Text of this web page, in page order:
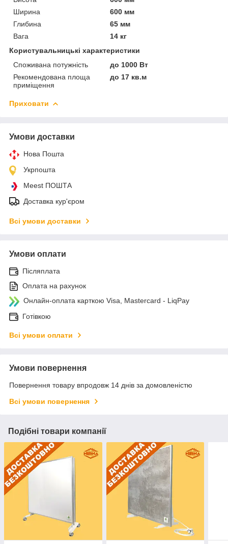
Ширина
600 мм
Глибина
65 мм
Вага
14 кг
Користувальницькі характеристики
Споживана потужність
до 1000 Вт
Рекомендована площа
приміщення
до 17 кв.м
Приховати
Умови доставки
Нова Пошта
Укрпошта
Meest ПОШТА
Доставка кур'єром
Всі умови доставки
Умови оплати
Післяплата
Оплата на рахунок
Онлайн-оплата карткою Visa, Mastercard - LiqPay
Готівкою
Всі умови оплати
Умови повернення
Повернення товару впродовж 14 днів за домовленістю
Всі умови повернення
Подібні товари компанії